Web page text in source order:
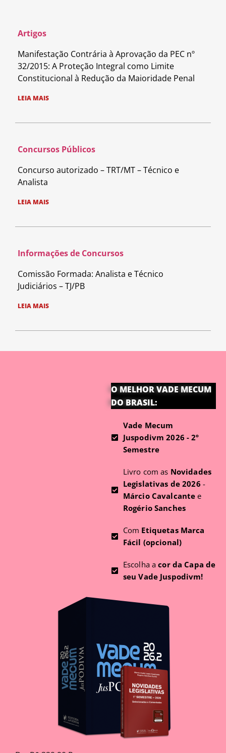
Artigos
Manifestação Contrária à Aprovação da PEC nº
32/2015: A Proteção Integral como Limite
Constitucional à Redução da Maioridade Penal
LEIA MAIS
Concursos Públicos
Concurso autorizado – TRT/MT – Técnico e
Analista
LEIA MAIS
Informações de Concursos
Comissão Formada: Analista e Técnico
Judiciários – TJ/PB
LEIA MAIS
O MELHOR VADE MECUM
DO BRASIL:
Vade Mecum
Juspodivm 2026 - 2º
Semestre
Livro com as Novidades
Legislativas de 2026 -
Márcio Cavalcante e
Rogério Sanches
Com Etiquetas Marca
Fácil (opcional)
Escolha acor da Capa de
seu Vade Juspodivm!